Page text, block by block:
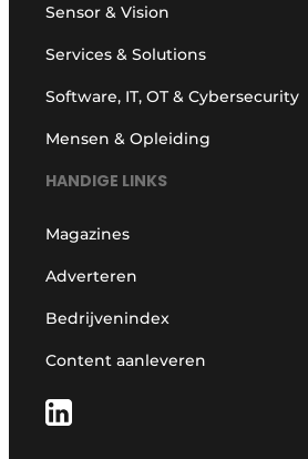
Sensor & Vision
Services & Solutions
Software, IT, OT & Cybersecurity
Mensen & Opleiding
HANDIGE LINKS
Magazines
Adverteren
Bedrijvenindex
Content aanleveren